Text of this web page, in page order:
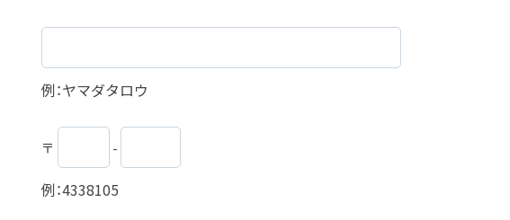
例：ヤマダタロウ
〒 -
例：4338105